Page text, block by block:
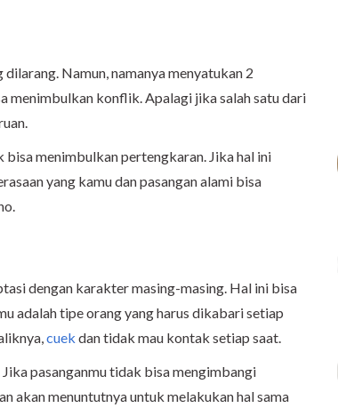
Namun, namanya menyatukan 2
menimbulkan konflik. Apalagi jika salah satu dari
menimbulkan pertengkaran. Jika hal ini
yang kamu dan pasangan alami bisa
dengan karakter masing-masing. Hal ini bisa
adalah tipe orang yang harus dikabari setiap
cuek dan tidak mau kontak setiap saat.
Jika pasanganmu tidak bisa mengimbangi
akan menuntutnya untuk melakukan hal sama